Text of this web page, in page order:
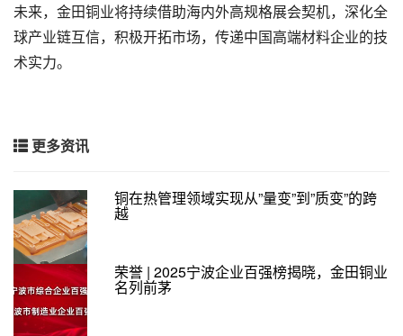
未来，金田铜业将持续借助海内外高规格展会契机，深化全
球产业链互信，积极开拓市场，传递中国高端材料企业的技
术实力。
更多资讯
铜在热管理领域实现从”量变”到”质变”的跨
越
荣誉 | 2025宁波企业百强榜揭晓，金田铜业
名列前茅